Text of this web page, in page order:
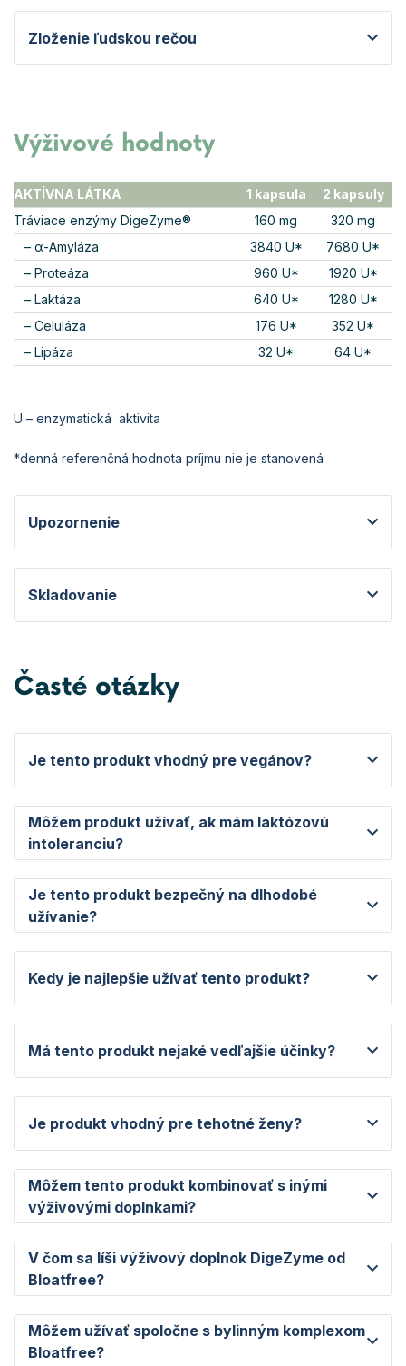
Zloženie ľudskou rečou
Výživové hodnoty
AKTÍVNA LÁTKA 1 kapsula
2 kapsuly
Tráviace enzýmy DigeZyme®
160 mg
320 mg
– α-Amyláza
3840 U*
7680 U*
– Proteáza
960 U*
1920 U*
– Laktáza
640 U*
1280 U*
– Celuláza
176 U*
352 U*
– Lipáza
32 U* 64 U*
U – enzymatická aktivita
*denná referenčná hodnota príjmu nie je stanovená
Upozornenie
Skladovanie
Časté otázky
Je tento produkt vhodný pre vegánov?
Môžem produkt užívať, ak mám laktózovú
intoleranciu?
Je tento produkt bezpečný na dlhodobé
užívanie?
Kedy je najlepšie užívať tento produkt?
Má tento produkt nejaké vedľajšie účinky?
Je produkt vhodný pre tehotné ženy?
Môžem tento produkt kombinovať s inými
výživovými doplnkami?
V čom sa líši výživový doplnok DigeZyme od
Bloatfree?
Môžem užívať spoločne s bylinným komplexom
Bloatfree?